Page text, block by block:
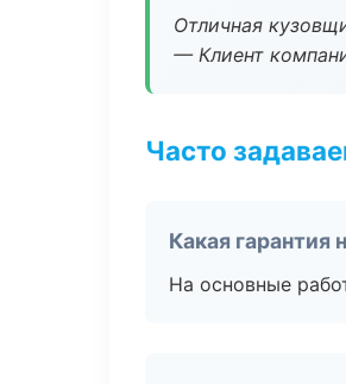
Отличная
— Клиент
Часто
Какая гарантия
На основные